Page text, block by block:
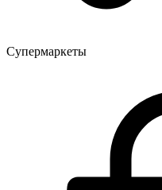
Супермаркеты